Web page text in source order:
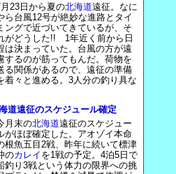
23日から夏の北海道遠征。なに
ら台風12号が絶妙な進路とタイ
ングで近づいてきているが、そ
がどうした!! 1年近く前から日
は決まっていた。台風の方が遠
するのが筋ってもんだ。荷物を
る関係があるので、遠征の準備
着々と進める。3人分の釣り具な
道遠征のスケジュール確定
月末の北海道遠征のスケジュー
がほぼ確定した。アオゾイ本命
根魚五目2戦、昨年に続いて標津
のカレイ を1戦の予定。4泊5日で
釣り3戦という体力の限界への挑